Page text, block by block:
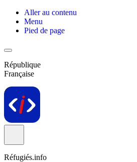
Aller au contenu
Menu
Pied de page
République
Française
Réfugiés.info